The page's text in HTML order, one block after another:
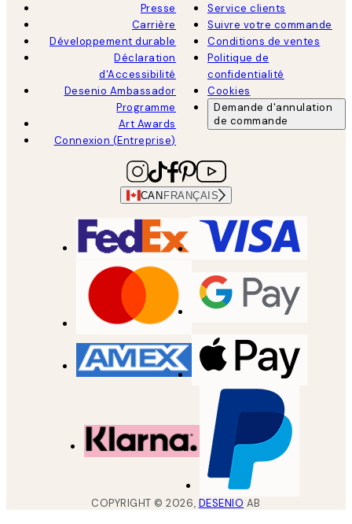
Presse
Carrière
Développement durable
Déclaration
d'Accessibilité
Desenio Ambassador
Programme
Art Awards
Connexion (Entreprise)
Service clients
Suivre votre commande
Conditions de ventes
Politique de
confidentialité
Cookies
Demande d'annulation
de commande
CAN FRANÇAIS
COPYRIGHT ©2026, DESENIO AB